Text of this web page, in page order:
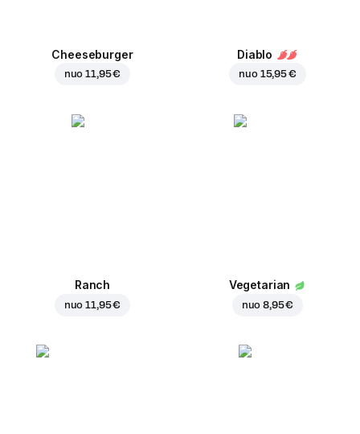
Cheeseburger
nuo11,95 €
Diablo
nuo 15,95 €
Ranch
nuo11,95 €
Vegetarian
nuo8,95 €